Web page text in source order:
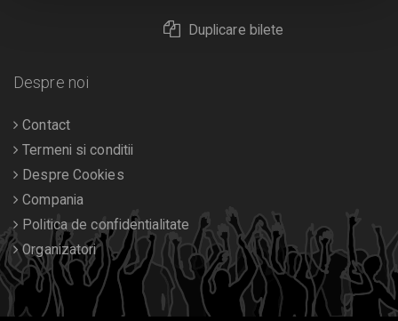
Duplicare bilete
Despre noi
Contact
Termeni si conditii
Despre Cookies
Compania
Politica de confidentialitate
Organizatori